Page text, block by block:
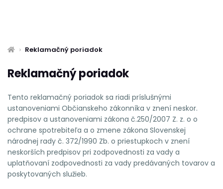
Reklamačný poriadok
Reklamačný poriadok
Tento reklamačný poriadok sa riadi príslušnými
ustanoveniami Občianskeho zákonníka v znení neskor.
predpisov a ustanoveniami zákona č.250/2007 Z. z. o o
ochrane spotrebiteľa a o zmene zákona Slovenskej
národnej rady č. 372/1990 Zb. o priestupkoch v znení
neskorších predpisov pri zodpovednosti za vady a
uplatňovaní zodpovednosti za vady predávaných tovarov a
poskytovaných služieb.